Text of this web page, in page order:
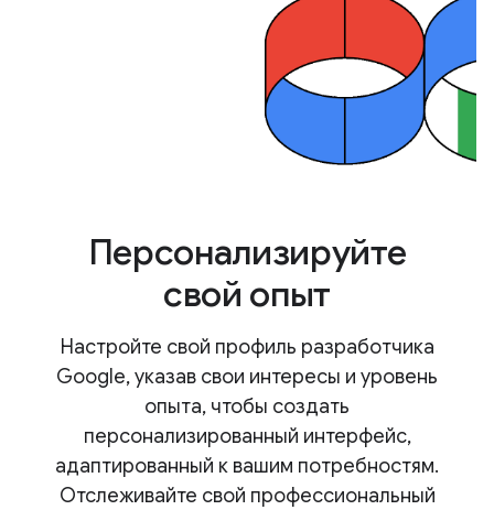
Персонализируйте
свой опыт
Настройте свой профиль разработчика
Google, указав свои интересы и уровень
опыта, чтобы создать
персонализированный интерфейс,
адаптированный к вашим потребностям.
Отслеживайте свой профессиональный